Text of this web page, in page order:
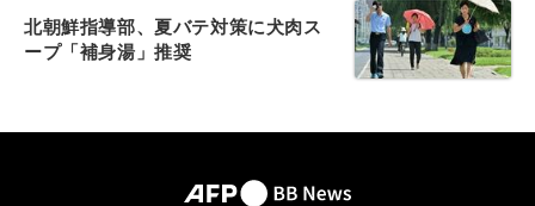
北朝鮮指導部、夏バテ対策に犬肉ス
ープ「補身湯」推奨